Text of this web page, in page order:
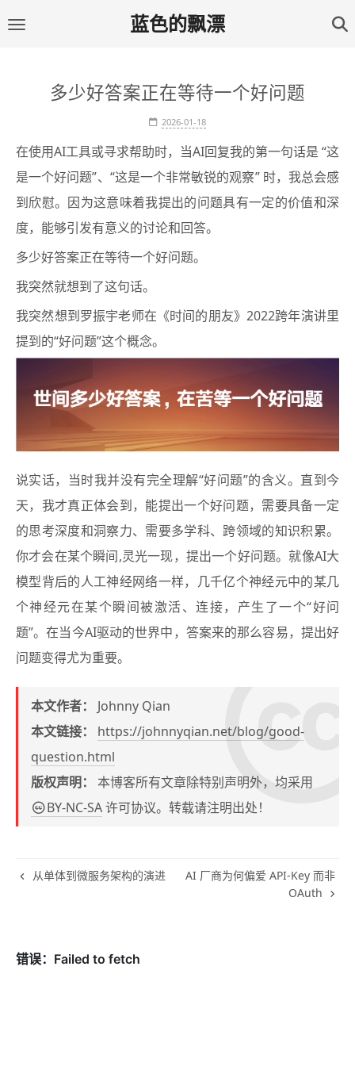
蓝色的飘漂
多少好答案正在等待一个好问题
2026-01-18
在使用AI工具或寻求帮助时，当AI回复我的第一句话是 “这
是一个好问题”、“这是一个非常敏锐的观察” 时，我总会感
到欣慰。因为这意味着我提出的问题具有一定的价值和深
度，能够引发有意义的讨论和回答。
多少好答案正在等待一个好问题。
我突然就想到了这句话。
我突然想到罗振宇老师在《时间的朋友》2022跨年演讲里
提到的“好问题”这个概念。
说实话，当时我并没有完全理解“好问题”的含义。直到今
天，我才真正体会到，能提出一个好问题，需要具备一定
的思考深度和洞察力、需要多学科、跨领域的知识积累。
你才会在某个瞬间,灵光一现，提出一个好问题。就像AI大
模型背后的人工神经网络一样，几千亿个神经元中的某几
个神经元在某个瞬间被激活、连接，产生了一个“好问
题”。在当今AI驱动的世界中，答案来的那么容易，提出好
问题变得尤为重要。
本文作者： Johnny Qian
本文链接：
https://johnnyqian.net/blog/good-
question.html
版权声明： 本博客所有文章除特别声明外，均采用
BY-NC-SA许可协议。转载请注明出处！
从单体到微服务架构的演进
AI 厂商为何偏爱 API-Key 而非
OAuth